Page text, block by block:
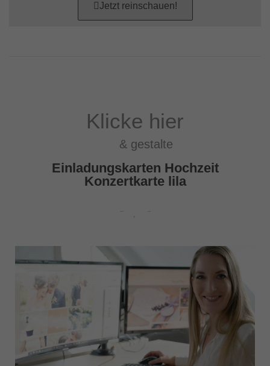
Jetzt reinschauen!
Klicke hier
& gestalte
Einladungskarten Hochzeit
Konzertkarte lila